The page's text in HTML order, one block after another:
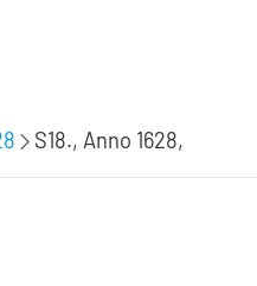
S18., Anno 1628,